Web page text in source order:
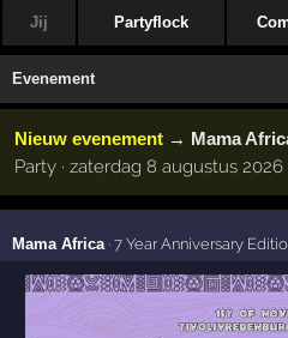
Jij Partyflock
Evenement
Nieuw evenement → Mama
Party · zaterdag 8 augustus 2026
Mama Africa·7 Year Anniversary